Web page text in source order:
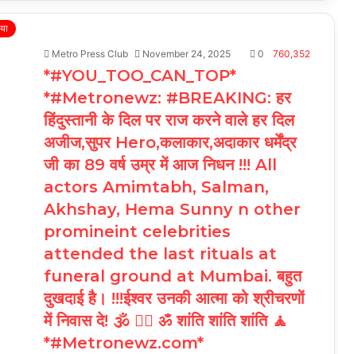
Metro Press Club November 24, 2025 0 760,352
*#YOU_TOO_CAN_TOP*
*#Metronewz: #BREAKING: हर
हिंदुस्तानी के दिल पर राज करने वाले हर दिल
अजीज,सुपर Hero,कलाकार,अदाकार धर्मेंद्र
जी का 89 वर्ष उम्र में आज निधन !!! All
actors Amimtabh, Salman,
Akhshay, Hema Sunny n other
promineint celebrities
attended the last rituals at
funeral ground at Mumbai. बहुत
दुखदाई है। !!!ईश्वर उनकी आत्मा को श्रीचरणों
में निवास दे! 🕉️ 🧘‍♀️ ॐ शांति शांति शांति 🧘
*#Metronewz.com*